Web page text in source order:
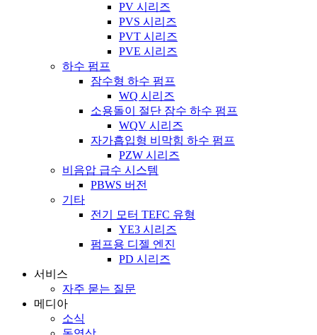
PV 시리즈
PVS 시리즈
PVT 시리즈
PVE 시리즈
하수 펌프
잠수형 하수 펌프
WQ 시리즈
소용돌이 절단 잠수 하수 펌프
WQV 시리즈
자가흡입형 비막힘 하수 펌프
PZW 시리즈
비음압 급수 시스템
PBWS 버전
기타
전기 모터 TEFC 유형
YE3 시리즈
펌프용 디젤 엔진
PD 시리즈
서비스
자주 묻는 질문
메디아
소식